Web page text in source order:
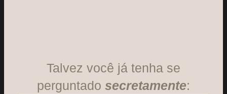
Talvez você já tenha se
perguntado secretamente: